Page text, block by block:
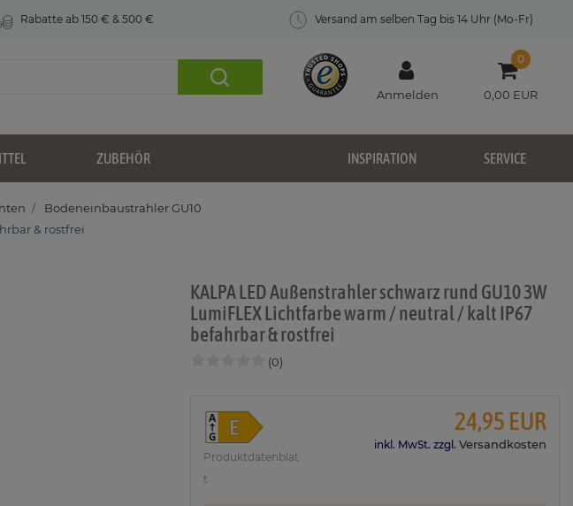
Rabatte ab 150 € & 500 € Versand am selben Tag bis 14 Uhr (Mo-Fr)
Anmelden
0
0,00 EUR
ZUBEHÖR SERVICE
INSPIRATION
Bodeneinbaustrahler GU10
& rostfrei
KALPA LED Außenstrahler schwarz rund GU10 3W
LumiFLEX Lichtfarbe warm / neutral / kalt IP67
befahrbar & rostfrei
(0)
Produktdatenblat
t
24,95 EUR
inkl. MwSt. zzgl. Versandkosten